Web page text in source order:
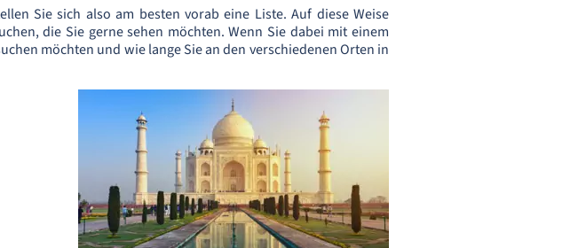
Sie sich also am besten vorab eine Liste. Auf diese Weise
die Sie gerne sehen möchten. Wenn Sie dabei mit einem
möchten und wie lange Sie an den verschiedenen Orten in